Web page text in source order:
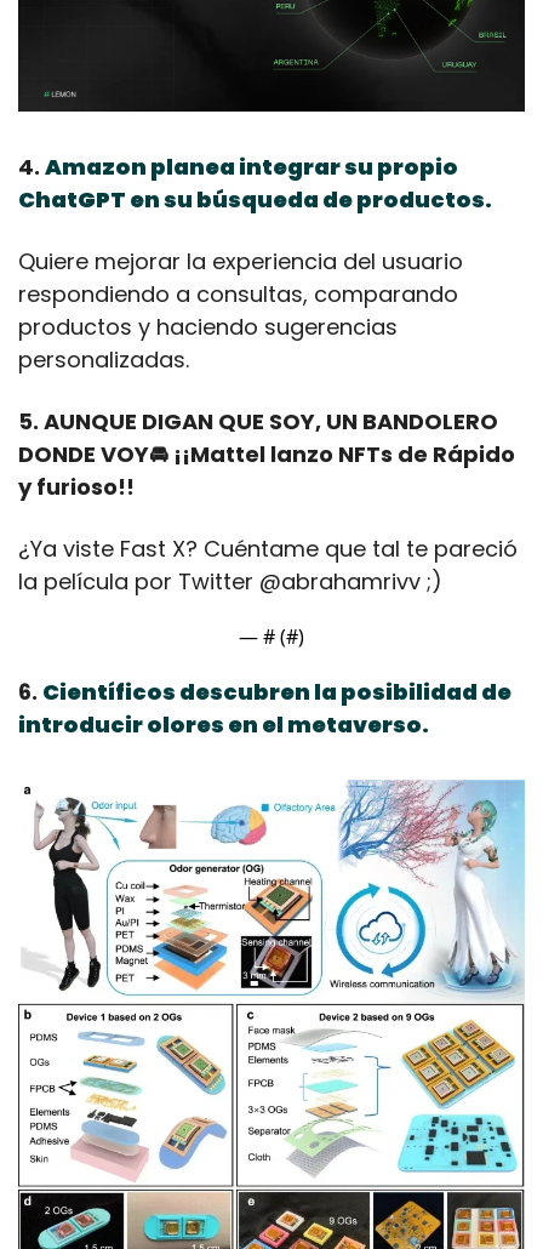
4. Amazon planea integrar su propio
ChatGPT en su búsqueda de productos.
Quiere mejorar la experiencia del usuario
respondiendo a consultas, comparando
productos y haciendo sugerencias
personalizadas.
5. AUNQUE DIGAN QUE SOY, UN BANDOLERO
DONDE VOY🚘 ¡¡Mattel lanzo NFTs de Rápido
y furioso!!
¿Ya viste Fast X? Cuéntame que tal te pareció
la película por Twitter @abrahamrivv ;)
— # (#)
6. Científicos descubren la posibilidad de
introducir olores en el metaverso.